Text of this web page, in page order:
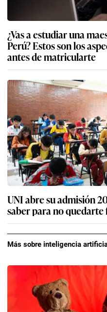
¿Vas a estudiar una
Perú? Estos son los
antes de matricularte
UNI abre su admisión
saber para no quedarte
Más sobre inteligencia